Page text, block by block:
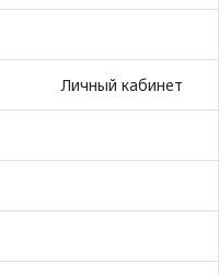
Личный кабинет